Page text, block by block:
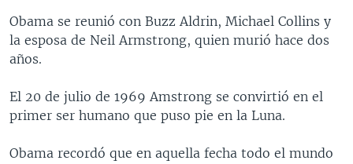
ENTRETENIMIENTO
Obama se reunió con Buzz Aldrin, Michael Collins y
la esposa de Neil Armstrong, quien murió hace dos
años.
El 20 de julio de 1969 Amstrong se convirtió en el
primer ser humano que puso pie en la Luna.
Obama recordó que en aquella fecha todo el mundo